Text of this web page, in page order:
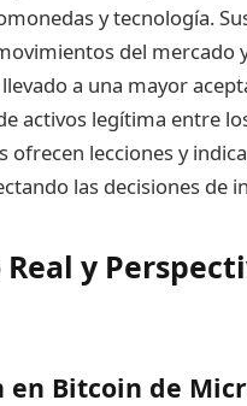
y tecnología.
del mercado
a una mayor
activos legítima entre
lecciones y
las decisiones de
y
Bitcoin de